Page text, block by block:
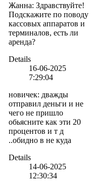
Жанна: Здравствуйте!
Подскажите по поводу
кассовых аппаратов и
терминалов, есть ли
аренда?
Details
16-06-2025
7:29:04
новичек: дважды
отправил деньги и не
чего не пришло
обьясните как эти 20
процентов и т д
..обидно в не куда
Details
14-06-2025
12:30:34